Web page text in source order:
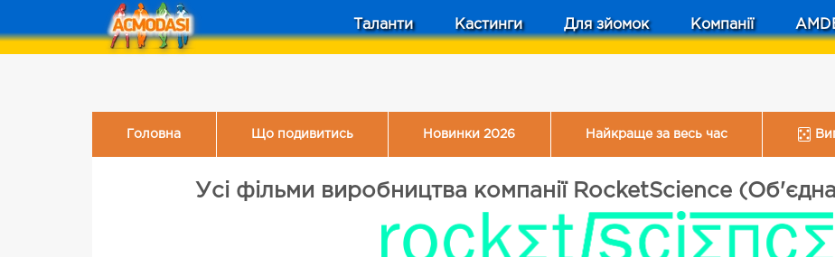
Таланти Кастинги Для зйомок Компанії
Головна Що подивитись Новинки 2026 Найкраще за весь час
Усі фільми виробництва компанії RocketScience